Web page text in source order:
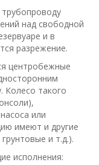
над свободной
и в
разрежение.
центробежные
Колесо такого
или
имеют и другие
и т.д.).
исполнения: